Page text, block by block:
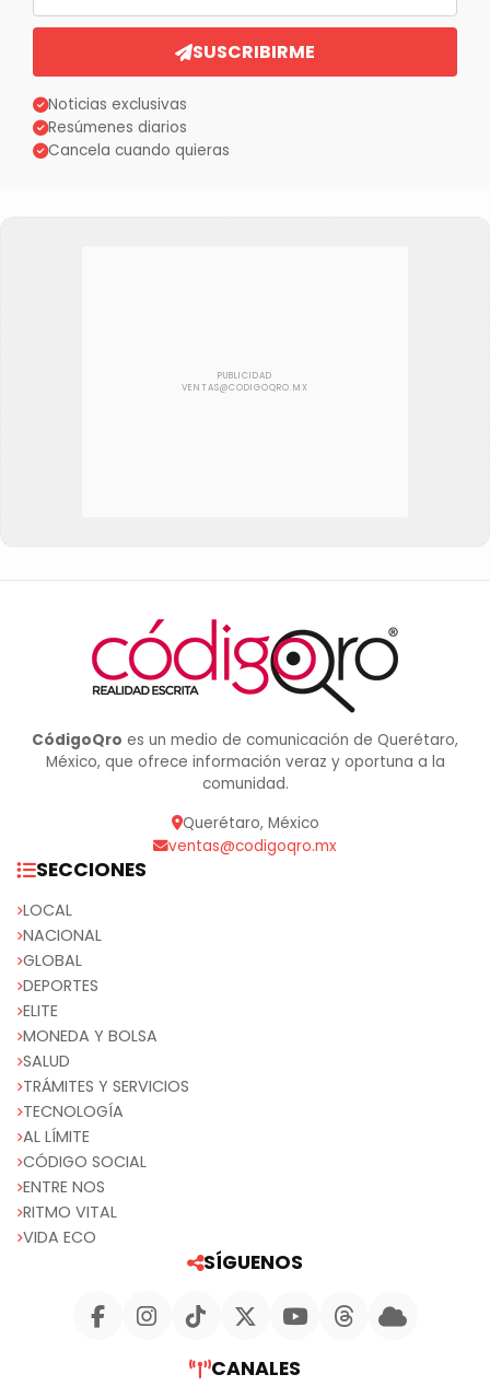
SUSCRIBIRME
Noticias exclusivas
Resúmenes diarios
Cancela cuando quieras
CódigoQro es un medio de comunicación de Querétaro,
México, que ofrece información veraz y oportuna a la
comunidad.
Querétaro, México
ventas@codigoqro.mx
SECCIONES
LOCAL
NACIONAL
GLOBAL
DEPORTES
ELITE
MONEDA Y BOLSA
SALUD
TRÁMITES Y SERVICIOS
TECNOLOGÍA
AL LÍMITE
CÓDIGO SOCIAL
ENTRE NOS
RITMO VITAL
VIDA ECO
SÍGUENOS
CANALES